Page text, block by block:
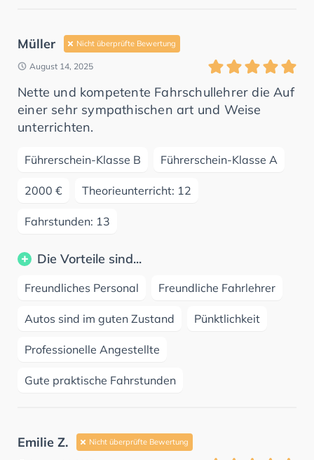
Müller Nicht überprüfte Bewertung
August 14, 2025
Nette und kompetente Fahrschullehrer die Auf
einer sehr sympathischen art und Weise
unterrichten.
Führerschein-Klasse B Führerschein-Klasse A
2000 € Theorieunterricht: 12
Fahrstunden: 13
Die Vorteile sind...
Freundliches Personal Freundliche Fahrlehrer
Autos sind im guten Zustand Pünktlichkeit
Professionelle Angestellte
Gute praktische Fahrstunden
Emilie Z. Nicht überprüfte Bewertung